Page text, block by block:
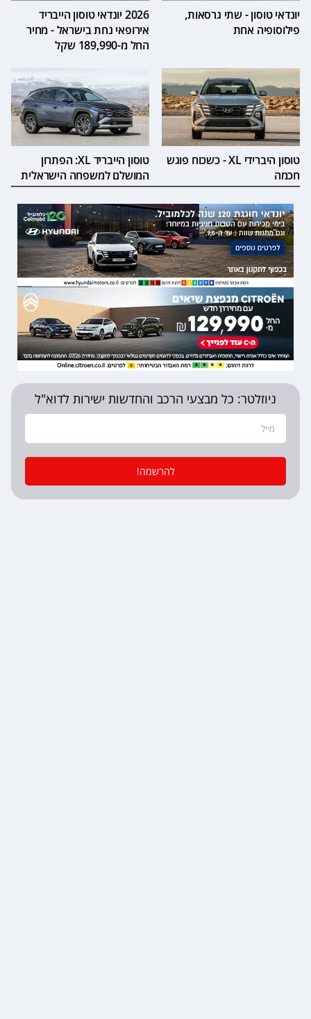
יונדאי טוסון - שתי גרסאות,
פילוסופיה אחת
2026 יונדאי טוסון הייבריד
אירופאי נחת בישראל - מחיר
החל מ-189,990 שקל
טוסון היברידי XL - כשכוח פוגש
חכמה
טוסון הייבריד XL: הפתרון
המושלם למשפחה הישראלית
ניוזלטר: כל מבצעי הרכב והחדשות ישירות לדוא"ל
להרשמה!